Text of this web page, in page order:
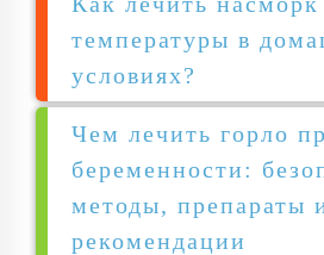
температуры в
условиях?
Чем лечить горло
беременности:
методы, препараты
рекомендации